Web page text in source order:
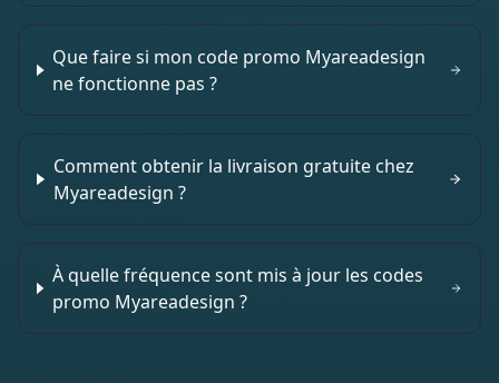
Que faire si mon code promo Myareadesign
ne fonctionne pas ?
Comment obtenir la livraison gratuite chez
Myareadesign ?
À quelle fréquence sont mis à jour les codes
promo Myareadesign ?